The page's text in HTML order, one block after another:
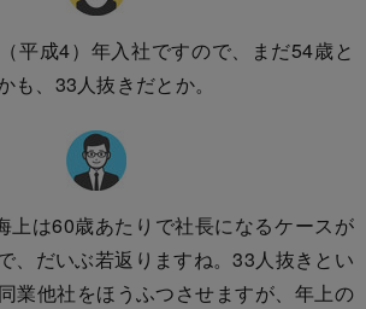
成4）年入社ですので、まだ54歳と
も、33人抜きだとか。
は60歳あたりで社長になるケースが
、だいぶ若返りますね。33人抜きとい
業他社をほうふつさせますが、年上の